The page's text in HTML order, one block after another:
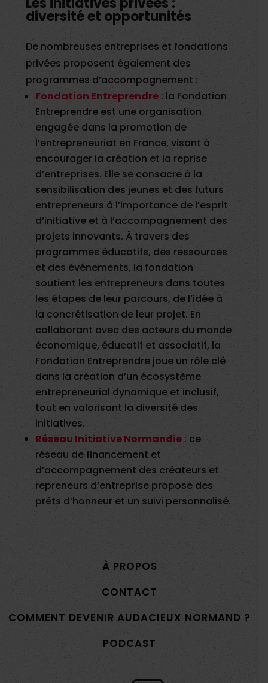
diversité et opportunités
De nombreuses entreprises et fondations
privées proposent également des
programmes d’accompagnement :
Fondation Entreprendre : la Fondation
Entreprendre est une organisation
engagée dans la promotion de
l’entrepreneuriat en France, visant à
encourager la création et la reprise
d’entreprises. Elle se consacre à la
sensibilisation des jeunes et des futurs
entrepreneurs à l’importance de l’esprit
d’initiative et à l’accompagnement des
projets innovants. À travers des
programmes éducatifs, des ressources
et des événements, la fondation
soutient les entrepreneurs dans toutes
les étapes de leur parcours, de l’idée à
la concrétisation de leur projet. En
collaborant avec des acteurs du monde
économique, éducatif et associatif, la
Fondation Entreprendre joue un rôle clé
dans la création d’un écosystème
entrepreneurial dynamique et inclusif,
tout en valorisant la diversité des
initiatives.
Réseau Initiative Normandie : ce
réseau de financement et
d’accompagnement des créateurs et
repreneurs d’entreprise propose des
prêts d’honneur et un suivi personnalisé.
À PROPOS
CONTACT
COMMENT DEVENIR AUDACIEUX NORMAND ?
PODCAST